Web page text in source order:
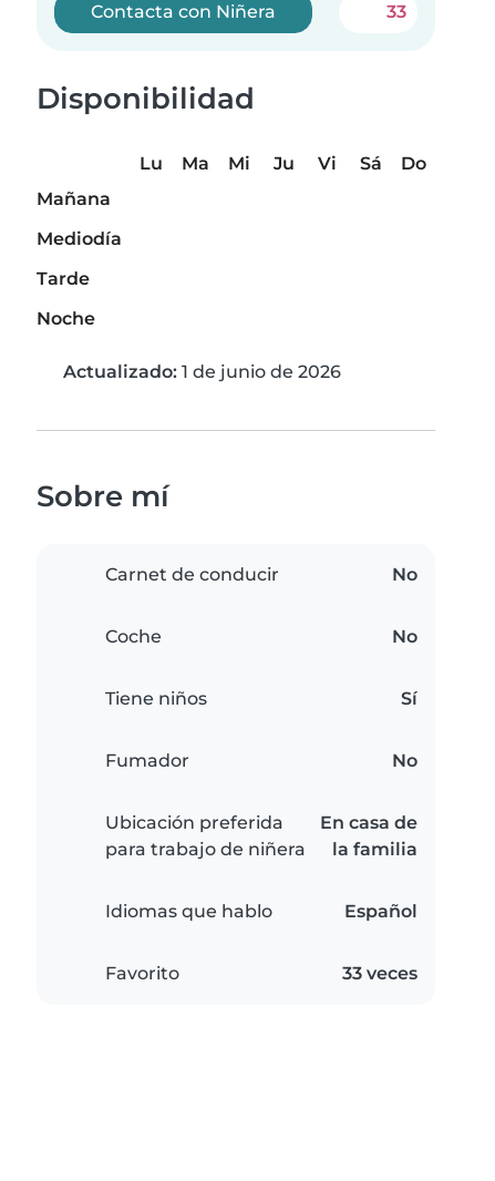
Contacta con Niñera 33
Disponibilidad
Lu Ma Mi Ju Vi Sá
Do
Mañana
Mediodía
Tarde
Noche
Actualizado: 1 de junio de 2026
Sobre mí
Carnet de conducir No
Coche No
Tiene niños Sí
Fumador No
Ubicación preferida
para trabajo de niñera
En casa de
la familia
Idiomas que hablo Español
Favorito 33 veces